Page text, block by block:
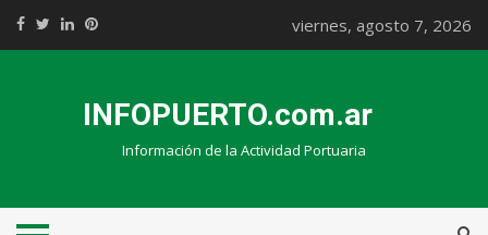
viernes, agosto 7, 2026
INFOPUERTO.com.ar
Información de la Actividad Portuaria